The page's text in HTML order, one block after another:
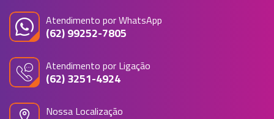
Atendimento por WhatsApp
(62) 99252-7805
Atendimento por Ligação
(62) 3251-4924
Nossa Localização